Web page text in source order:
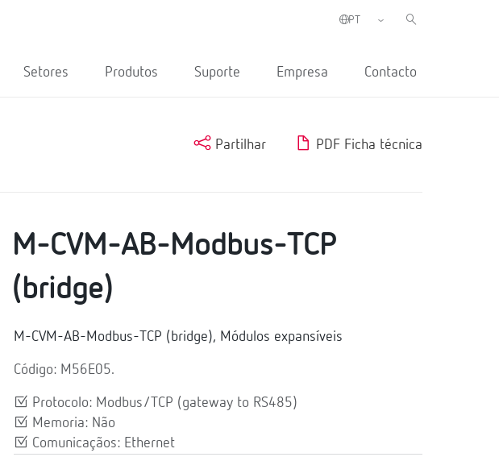
Setores Produtos Suporte Empresa Contacto
Partilhar PDF Ficha técnica
M-CVM-AB-Modbus-TCP
(bridge)
M-CVM-AB-Modbus-TCP (bridge), Módulos expansíveis
Código: M56E05.
Protocolo: Modbus/TCP (gateway to RS485)
Memoria: Não
Comunicaçãos: Ethernet